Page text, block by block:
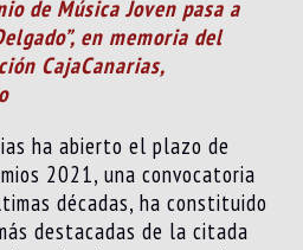
de Música Joven pasa a
en memoria del
CajaCanarias,
ha abierto el plazo de
2021, una convocatoria
décadas, ha constituido
destacadas de la citada